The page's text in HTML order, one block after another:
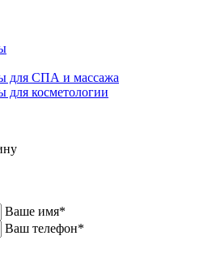
для СПА и массажа
для косметологии
Ваше имя*
Ваш телефон*